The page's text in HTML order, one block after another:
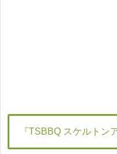
『TSBBQ スケルトン